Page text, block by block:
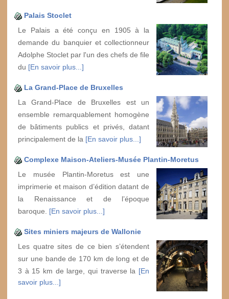
Palais Stoclet
Le Palais a été conçu en 1905 à la
demande du banquier et collectionneur
Adolphe Stoclet par l'un des chefs de file
du [En savoir plus...]
La Grand-Place de Bruxelles
La Grand-Place de Bruxelles est un
ensemble remarquablement homogène
de bâtiments publics et privés, datant
principalement de la [En savoir plus...]
Complexe Maison-Ateliers-Musée Plantin-Moretus
Le musée Plantin-Moretus est une
imprimerie et maison d’édition datant de
la Renaissance et de l’époque
baroque. [En savoir plus...]
Sites miniers majeurs de Wallonie
Les quatre sites de ce bien s’étendent
sur une bande de 170 km de long et de
3 à 15 km de large, qui traverse la [En
savoir plus...]